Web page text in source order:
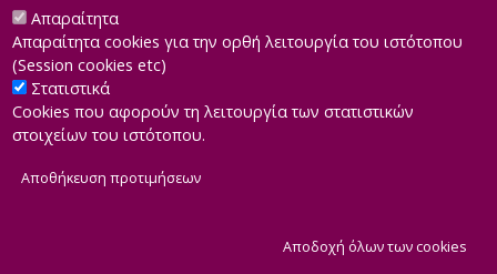
Developed byINTEROPTICS
Απαραίτητα
Απαραίτητα cookies για την ορθή λειτουργία του ιστότοπου
(Session cookies etc)
Στατιστικά
Cookies που αφορούν τη λειτουργία των στατιστικών
στοιχείων του ιστότοπου.
Αποθήκευση προτιμήσεων
Αποδοχή όλων των cookies